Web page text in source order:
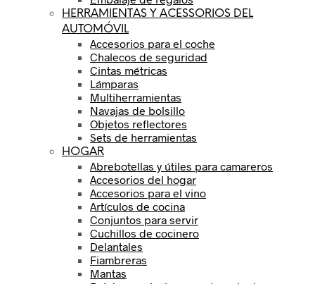
HERRAMIENTAS Y ACESSORIOS DEL
AUTOMÓVIL
Accesorios para el coche
Chalecos de seguridad
Cintas métricas
Lámparas
Multiherramientas
Navajas de bolsillo
Objetos reflectores
Sets de herramientas
HOGAR
Abrebotellas y útiles para camareros
Accesorios del hogar
Accesorios para el vino
Artículos de cocina
Conjuntos para servir
Cuchillos de cocinero
Delantales
Fiambreras
Mantas